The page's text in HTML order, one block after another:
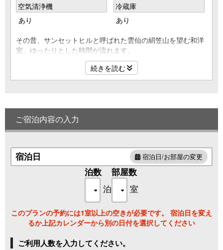
空気清浄機
あり
冷蔵庫
あり
その昔、サンセットヒルと呼ばれた雲仙の絹笠山を望む和洋
室。ゆったりとした時間が流れます。
2023年3月リニューアル。
[客室タイプ]
[ベッドサイズ]
セミダブルサイズ／ツイン
３名様ご利用時は、畳スペースにお布団をご用意致します。
[客室内設備]
［客室備品］
・冷蔵庫
・電気ケトル
続きを読む
ご宿泊内容の入力
宿泊日 宿泊日/お部屋の変更
泊数
泊
部屋数
室
このプランの予約には1室以上の空きが必要です。 宿泊日を変え
るか上記カレンダーから別の日付を選択してください
ご利用人数を入力してください。